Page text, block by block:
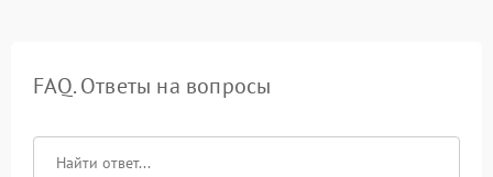
FAQ. Ответы на вопросы